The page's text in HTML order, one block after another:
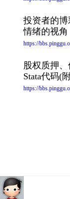
投资者的
情绪的视角
https://
股权质押
Stata代码(
https://